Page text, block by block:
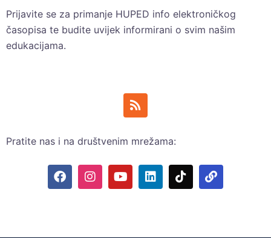
Prijavite se za primanje HUPED info elektroničkog
časopisa te budite uvijek informirani o svim našim
edukacijama.
Pratite nas i na društvenim mrežama: